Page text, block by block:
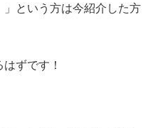
という方は今紹介した方
ずです！